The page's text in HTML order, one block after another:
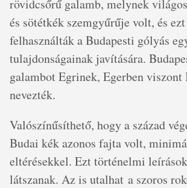
rövidcsőrű galamb, melynek
és sötétkék szemgyűrűje volt, és
felhasználták a Budapesti gólyás
tulajdonságainak javítására.
galambot Egrinek, Egerben viszont
nevezték.
Valószínűsíthető, hogy a század
Budai kék azonos fajta volt,
eltérésekkel. Ezt történelmi
látszanak. Az is utalhat a szoros